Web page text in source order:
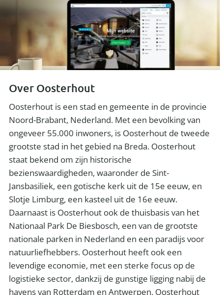
Over Oosterhout
Oosterhout is een stad en gemeente in de provincie
Noord-Brabant, Nederland. Met een bevolking van
ongeveer 55.000 inwoners, is Oosterhout de tweede
grootste stad in het gebied na Breda. Oosterhout
staat bekend om zijn historische
bezienswaardigheden, waaronder de Sint-
Jansbasiliek, een gotische kerk uit de 15e eeuw, en
Slotje Limburg, een kasteel uit de 16e eeuw.
Daarnaast is Oosterhout ook de thuisbasis van het
Nationaal Park De Biesbosch, een van de grootste
nationale parken in Nederland en een paradijs voor
natuurliefhebbers. Oosterhout heeft ook een
levendige economie, met een sterke focus op de
logistieke sector, dankzij de gunstige ligging nabij de
havens van Rotterdam en Antwerpen. Oosterhout